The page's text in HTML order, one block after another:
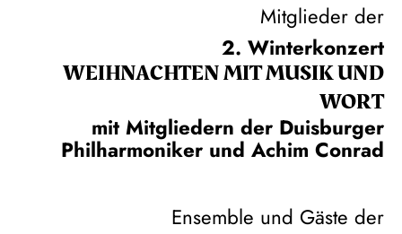
Mitglieder der
2. Winterkonzert
WEIH­NACHTEN MIT MUSIK UND
WORT
mit Mitgliedern der Duisburger
Philharmoniker und Achim Conrad
Ensemble und Gäste der